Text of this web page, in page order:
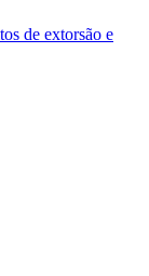
de extorsão e